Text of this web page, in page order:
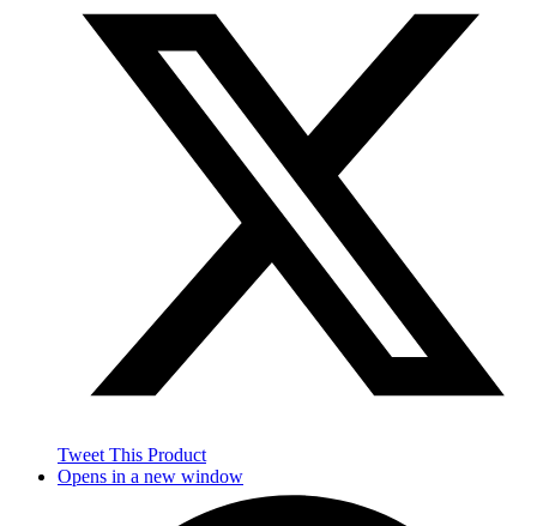
Tweet This Product
Opens in a new window